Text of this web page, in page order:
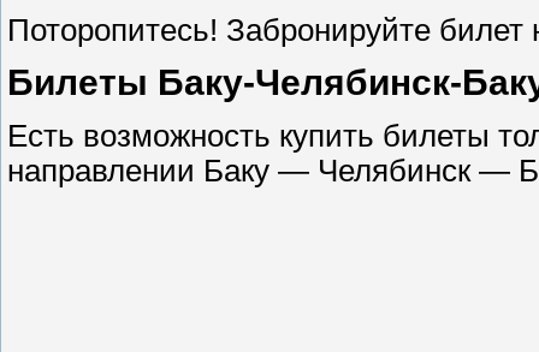
Поторопитесь! Забронируйте
Билеты Баку-Челябинск-
Есть возможность купить билеты
направлении Баку — Челябинск —